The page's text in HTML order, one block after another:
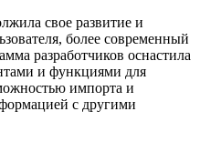
свое развитие и
более современный
разработчиков оснастила
и функциями для
импорта и
с другими